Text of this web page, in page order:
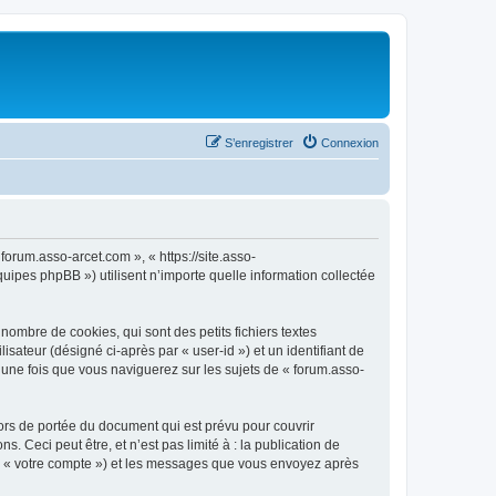
Connexion
S’enregistrer
arcet.com », « https://site.asso-
phpBB ») utilisent n’importe quelle information collectée
de cookies, qui sont des petits fichiers textes
(désigné ci-après par « user-id ») et un identifiant de
fois que vous naviguerez sur les sujets de « forum.asso-
de portée du document qui est prévu pour couvrir
Ceci peut être, et n’est pas limité à : la publication de
votre compte ») et les messages que vous envoyez après